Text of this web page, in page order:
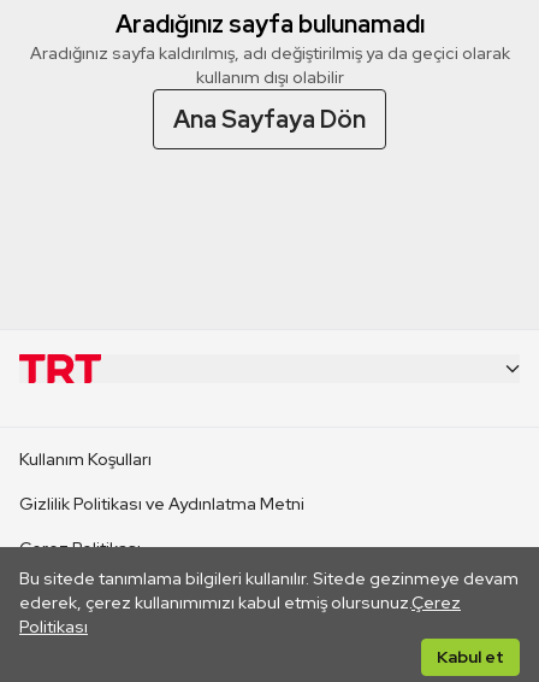
Aradığınız sayfa bulunamadı
Aradığınız sayfa kaldırılmış, adı değiştirilmiş ya da geçici olarak
kullanım dışı olabilir
Ana Sayfaya Dön
Bu sitede tanımlama bilgileri kullanılır. Sitede gezinmeye devam
ederek, çerez kullanımımızı kabul etmiş olursunuz.Çerez
Politikası
Kabul et
CANLI YAYINLAR
Kullanım Koşulları
Gizlilik Politikası ve Aydınlatma Metni
Çerez Politikası
İletişim
Her hakkı saklıdır. ©2026 TRT. Bağlantı yoluyla gidilen dış